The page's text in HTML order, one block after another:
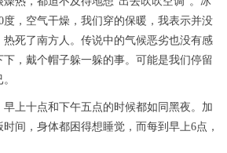
度，空气干燥，我们穿的保暖，我表示并没
死了南方人。传说中的气候恶劣也没有感
，戴个帽子躲一躲的事。可能是我们停留
上十点和下午五点的时候都如同黑夜。加
间，身体都困得想睡觉，而每到早上6点，